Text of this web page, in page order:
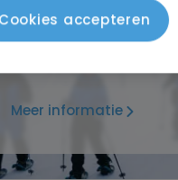
WINTERVOORDEEL
Meer informatie
Cookies accepteren